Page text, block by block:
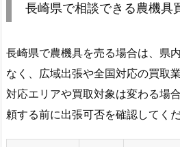
長崎県で相談できる農機具
長崎県で農機具を売る場合は、県
なく、広域出張や全国対応の買取
対応エリアや買取対象は変わる場
頼する前に出張可否を確認してくだ